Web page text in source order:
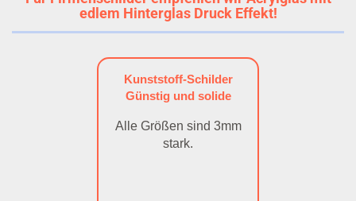
edlem Hinterglas Druck Effekt!
Kunststoff-Schilder
Günstig und solide
Alle Größen sind 3mm
stark.